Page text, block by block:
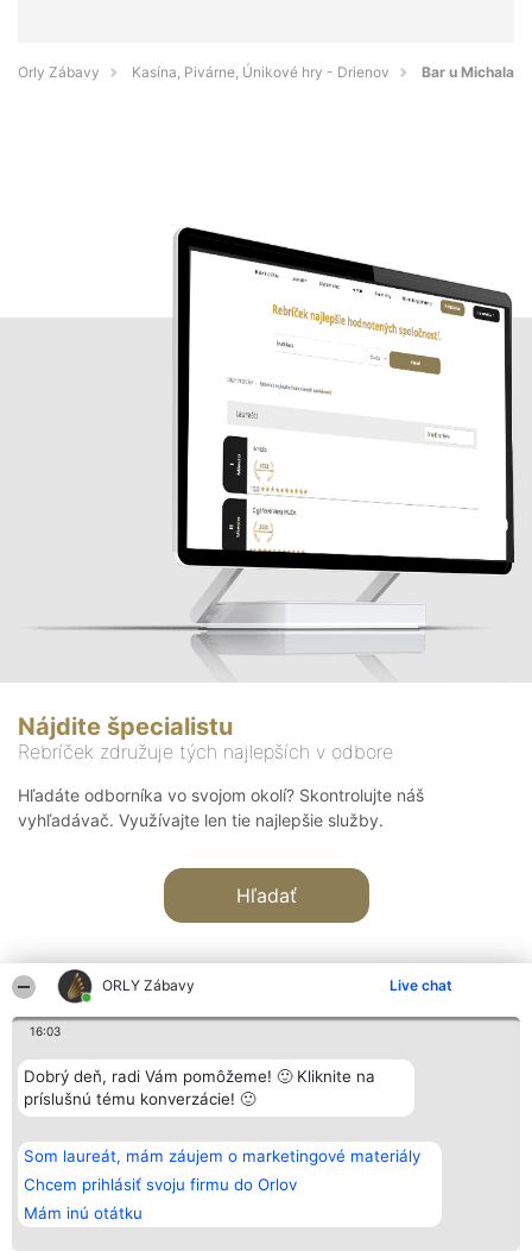
ORLY Zábavy Live chat
16:03
Dobrý deň, radi Vám pomôžeme! 🙂 Kliknite na
príslušnú tému konverzácie! 🙂
Som laureát, mám záujem o marketingové materiály
Chcem prihlásiť svoju firmu do Orlov
Mám inú otátku
Orly Zábavy Kasína, Pivárne, Únikové hry - Drienov Bar u Michala
Nájdite špecialistu
Rebríček združuje tých najlepších v odbore
Hľadáte odborníka vo svojom okolí? Skontrolujte náš
vyhľadávač. Využívajte len tie najlepšie služby.
Hľadať
Organizátor hodnotenia
Bright Side Solutions sp. z o.
o. sp. k.
Wrocław 50-079
KRS 0000749100 | Regon
381313360 | NIP 8943132676
+48 508 492 400
Hodnotenie
Laureáti
Lista
Laureatów
Podmienky
Obchodné
podmienky
ochrany
Kontakt
Kontakt